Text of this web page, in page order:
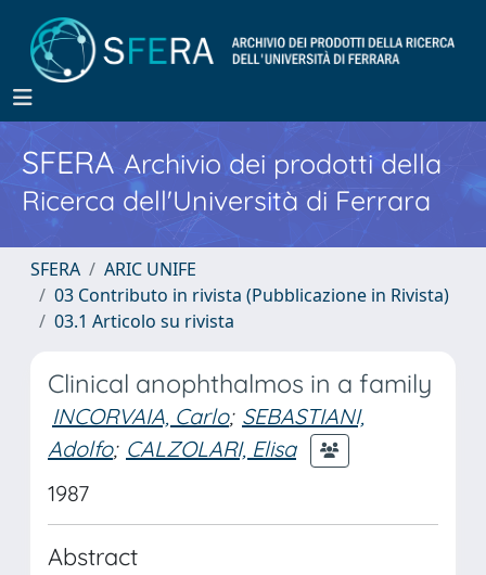
SFERA Archivio dei prodotti della
Ricerca dell'Università di Ferrara
SFERA
ARIC UNIFE
03 Contributo in rivista (Pubblicazione in Rivista)
03.1 Articolo su rivista
Clinical anophthalmos in a family
INCORVAIA, Carlo; SEBASTIANI,
Adolfo; CALZOLARI, Elisa
1987
Abstract